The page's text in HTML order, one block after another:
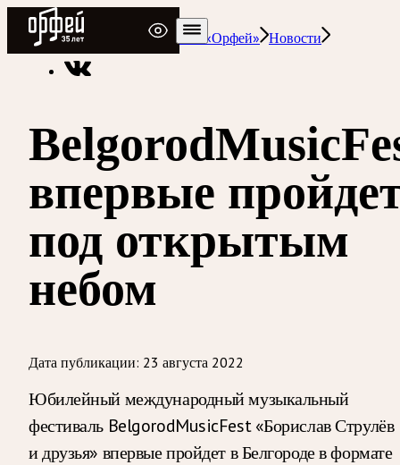
Радио Орфей
Радио классической музыки «Орфей» Новости
впервые
под открытым
небом
Дата публикации: 23 августа 2022
Юбилейный международный музыкальный
фестиваль BelgorodMusicFest «Борислав Струлёв
и друзья» впервые пройдет в Белгороде в формате